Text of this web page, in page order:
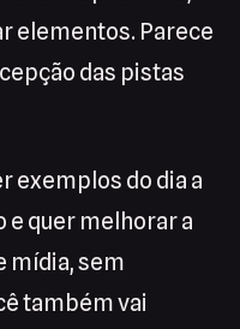
elementos. Parece
das pistas
exemplos do dia a
e quer melhorar a
mídia, sem
também vai